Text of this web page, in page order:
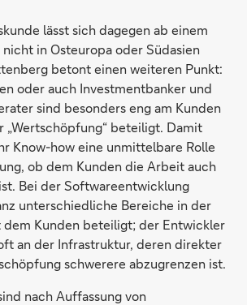
lässt sich dagegen ab einem
in Osteuropa oder Südasien
betont einen weiteren Punkt:
oder auch Investmentbanker und
sind besonders eng am Kunden
„Wertschöpfung“ beteiligt. Damit
Know-how eine unmittelbare Rolle
ob dem Kunden die Arbeit auch
Bei der Softwareentwicklung
unterschiedliche Bereiche in der
Kunden beteiligt; der Entwickler
an der Infrastruktur, deren direkter
schwerere abzugrenzen ist.
nach Auffassung von